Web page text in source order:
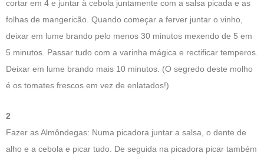
cortar em 4 e juntar à cebola juntamente com a salsa picada e as
folhas de mangericão. Quando começar a ferver juntar o vinho,
deixar em lume brando pelo menos 30 minutos mexendo de 5 em
5 minutos. Passar tudo com a varinha mágica e rectificar temperos.
Deixar em lume brando mais 10 minutos. (O segredo deste molho
é os tomates frescos em vez de enlatados!)
2
Fazer as Almôndegas: Numa picadora juntar a salsa, o dente de
alho e a cebola e picar tudo. De seguida na picadora picar também